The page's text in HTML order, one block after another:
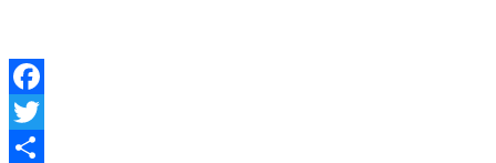
Facebook
Twitter